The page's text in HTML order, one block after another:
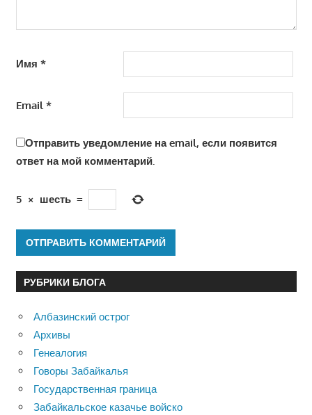
Имя *
Email *
Отправить уведомление на email, если появится
ответ на мой комментарий.
5 × шесть =
РУБРИКИ БЛОГА
Албазинский острог
Архивы
Генеалогия
Говоры Забайкалья
Государственная граница
Забайкальское казачье войско